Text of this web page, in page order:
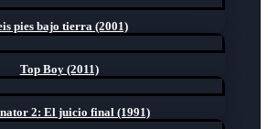
pies bajo tierra (2001)
Top Boy (2011)
2: El juicio final (1991)